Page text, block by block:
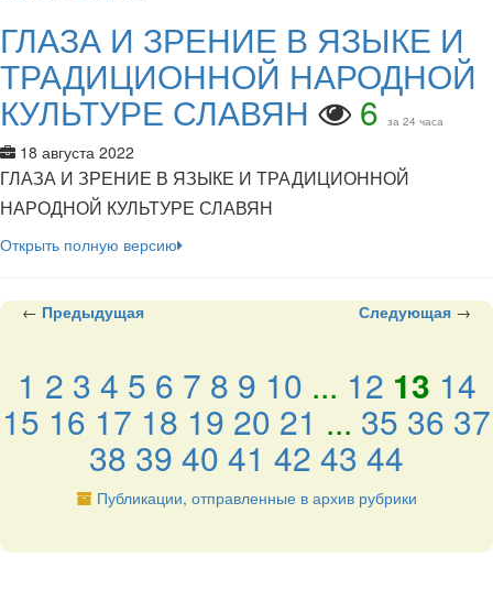
ГЛАЗА И ЗРЕНИЕ В ЯЗЫКЕ И
ТРАДИЦИОННОЙ НАРОДНОЙ
КУЛЬТУРЕ СЛАВЯН 6 за 24 часа
18 августа 2022
ГЛАЗА И ЗРЕНИЕ В ЯЗЫКЕ И ТРАДИЦИОННОЙ
НАРОДНОЙ КУЛЬТУРЕ СЛАВЯН
Открыть полную версию
← Предыдущая Следующая →
1 2 3 4 5 6 7 8 9 10 ... 12 13 14
15 16 17 18 19 20 21 ... 35 36 37
38 39 40 41 42 43 44
Публикации, отправленные в архив рубрики